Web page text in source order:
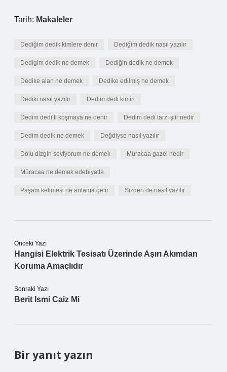
Tarih: Makaleler
Dediğim dedik kimlere denir Dediğim dedik nasıl yazılır
Dedigim dedik ne demek Dediğin dedik ne demek
Dedike alan ne demek Dedike edilmiş ne demek
Dediki nasıl yazılır Dedim dedi kimin
Dedim dedi li koşmaya ne denir Dedim dedi tarzı şiir nedir
Dedim dedik ne demek Değdiyse nasıl yazılır
Dolu dizgin seviyorum ne demek Müracaa gazel nedir
Müracaa ne demek edebiyatta
Paşam kelimesi ne anlama gelir Sizden de nasıl yazılır
Önceki Yazı
Hangisi Elektrik Tesisatı Üzerinde Aşırı Akımdan
Koruma Amaçlıdır
Sonraki Yazı
Berit Ismi Caiz Mi
Bir yanıt yazın